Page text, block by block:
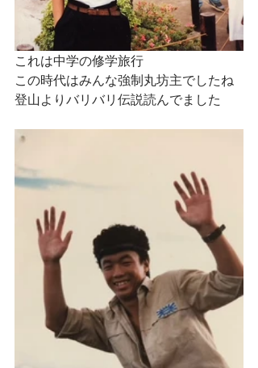
これは中学の修学旅行
この時代はみんな強制丸坊主でしたね
登山よりバリバリ伝説読んでました